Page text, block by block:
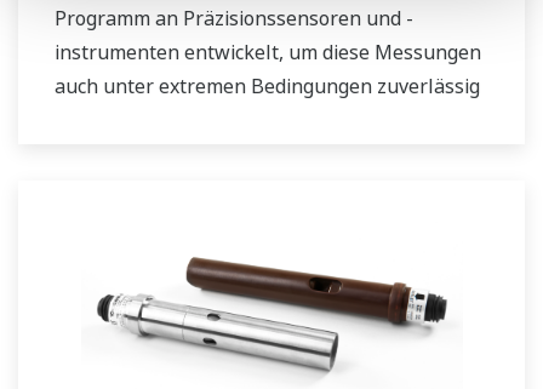
Programm an Präzisionssensoren und -
instrumenten entwickelt, um diese Messungen
auch unter extremen Bedingungen zuverlässig